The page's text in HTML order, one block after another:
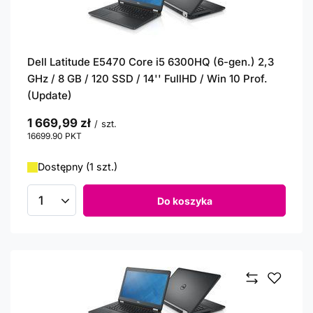
Dell Latitude E5470 Core i5 6300HQ (6-gen.) 2,3
GHz / 8 GB / 120 SSD / 14'' FullHD / Win 10 Prof.
(Update)
1 669,99 zł / szt.
16699.90 PKT
Dostępny (1 szt.)
Ilość produktów Do koszyka